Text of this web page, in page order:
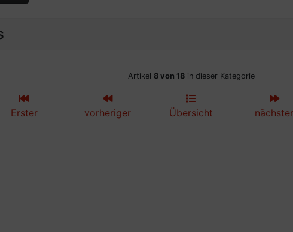
Artikel 8 von 18in dieser Kategorie
Erster vorheriger Übersicht nächster